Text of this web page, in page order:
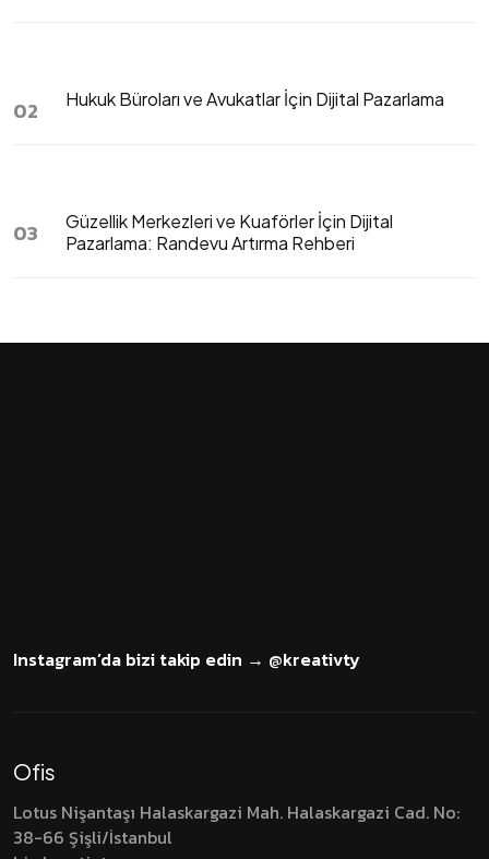
02 Hukuk Büroları ve Avukatlar İçin Dijital Pazarlama
03
Güzellik Merkezleri ve Kuaförler İçin Dijital
Pazarlama: Randevu Artırma Rehberi
Instagram’da bizi takip edin → @kreativty
Ofis
Lotus Nişantaşı Halaskargazi Mah. Halaskargazi Cad. No:
38-66 Şişli/İstanbul